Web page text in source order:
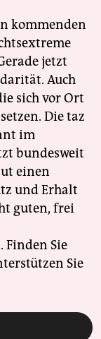
kommenden
jetzt
Auch
sich vor Ort
Die taz
im
bundesweit
einen
und Erhalt
guten, frei
Finden Sie
Sie